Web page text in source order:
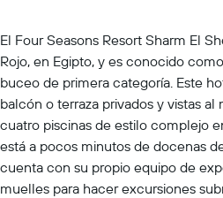
El Four Seasons Resort Sharm El
Rojo, en Egipto, y es conocido
buceo de primera categoría. Este
balcón o terraza privados y vistas al
cuatro piscinas de estilo complejo
está a pocos minutos de docenas
cuenta con su propio equipo de
muelles para hacer excursiones